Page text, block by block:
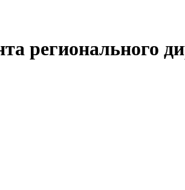
регионального